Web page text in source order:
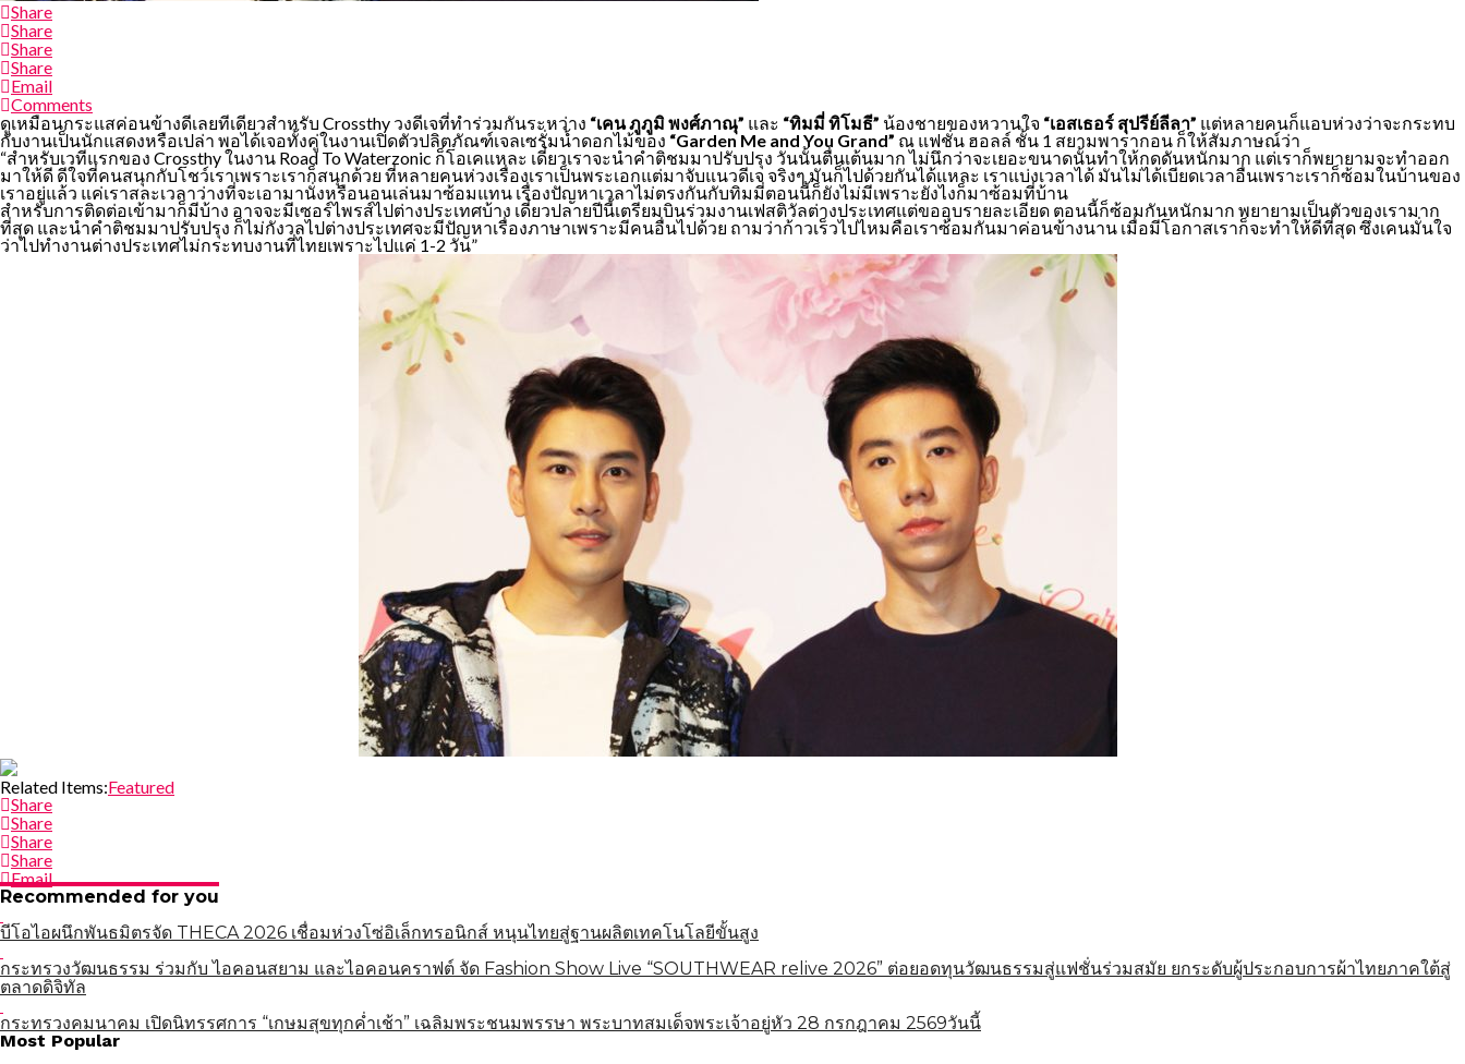
Share
Share
Share
Share
Email
Comments
ดูเหมือนกระแสค่อนข้างดีเลยทีเดียวสำหรับ Crossthy วงดีเจที่ทำร่วมกันระหว่าง “เคน ภูภูมิ พงศ์ภาณุ” และ “ทิมมี่ ทิโมธี” น้องชายของหวานใจ “เอสเธอร์ สุปรีย์ลีลา” แต่หลายคนก็แอบห่วงว่าจะกระทบ
กับงานเป็นนักแสดงหรือเปล่า พอได้เจอทั้งคู่ในงานเปิดตัวปลิตภัณฑ์เจลเซรั่มน้ำดอกไม้ของ “Garden Me and You Grand” ณ แฟชั่น ฮอลล์ ชั้น 1 สยามพารากอน ก็ให้สัมภาษณ์ว่า
“สำหรับเวทีแรกของ Crossthy ในงาน Road To Waterzonic ก็โอเคแหละ เดี๋ยวเราจะนำคำติชมมาปรับปรุง วันนั้นตื่นเต้นมาก ไม่นึกว่าจะเยอะขนาดนั้นทำให้กดดันหนักมาก แต่เราก็พยายามจะทำออก
มาให้ดี ดีใจที่คนสนุกกับโชว์เราเพราะเราก็สนุกด้วย ที่หลายคนห่วงเรื่องเราเป็นพระเอกแต่มาจับแนวดีเจ จริงๆ มันก็ไปด้วยกันได้แหละ เราแบ่งเวลาได้ มันไม่ได้เบียดเวลาอื่นเพราะเราก็ซ้อมในบ้านของ
เราอยู่แล้ว แค่เราสละเวลาว่างที่จะเอามานั่งหรือนอนเล่นมาซ้อมแทน เรื่องปัญหาเวลาไม่ตรงกันกับทิมมี่ตอนนี้ก็ยังไม่มีเพราะยังไงก็มาซ้อมที่บ้าน
สำหรับการติดต่อเข้ามาก็มีบ้าง อาจจะมีเซอร์ไพรส์ไปต่างประเทศบ้าง เดี๋ยวปลายปีนี้เตรียมบินร่วมงานเฟสติวัลต่างประเทศแต่ขออุบรายละเอียด ตอนนี้ก็ซ้อมกันหนักมาก พยายามเป็นตัวของเรามาก
ที่สุด และนำคำติชมมาปรับปรุง ก็ไม่กังวลไปต่างประเทศจะมีปัญหาเรื่องภาษาเพราะมีคนอื่นไปด้วย ถามว่าก้าวเร็วไปไหมคือเราซ้อมกันมาค่อนข้างนาน เมื่อมีโอกาสเราก็จะทำให้ดีที่สุด ซึ่งเคนมั่นใจ
ว่าไปทำงานต่างประเทศไม่กระทบงานที่ไทยเพราะไปแค่ 1-2 วัน”
Related Items:Featured
Share
Share
Share
Share
Email
Recommended for you
บีโอไอผนึกพันธมิตรจัด THECA 2026 เชื่อมห่วงโซ่อิเล็กทรอนิกส์ หนุนไทยสู่ฐานผลิตเทคโนโลยีขั้นสูง
กระทรวงวัฒนธรรม ร่วมกับ ไอคอนสยาม และไอคอนคราฟต์ จัด Fashion Show Live “SOUTHWEAR relive 2026” ต่อยอดทุนวัฒนธรรมสู่แฟชั่นร่วมสมัย ยกระดับผู้ประกอบการผ้าไทยภาคใต้สู่
ตลาดดิจิทัล
กระทรวงคมนาคม เปิดนิทรรศการ “เกษมสุขทุกค่ำเช้า” เฉลิมพระชนมพรรษา พระบาทสมเด็จพระเจ้าอยู่หัว 28 กรกฎาคม 2569วันนี้
แนะแนว
Most Popular